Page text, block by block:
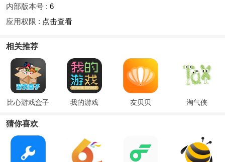
内部版本号 : 6
应用权限 : 点击查看
相关推荐
比心游戏盒子 我的游戏 友贝贝 淘气侠
猜你喜欢